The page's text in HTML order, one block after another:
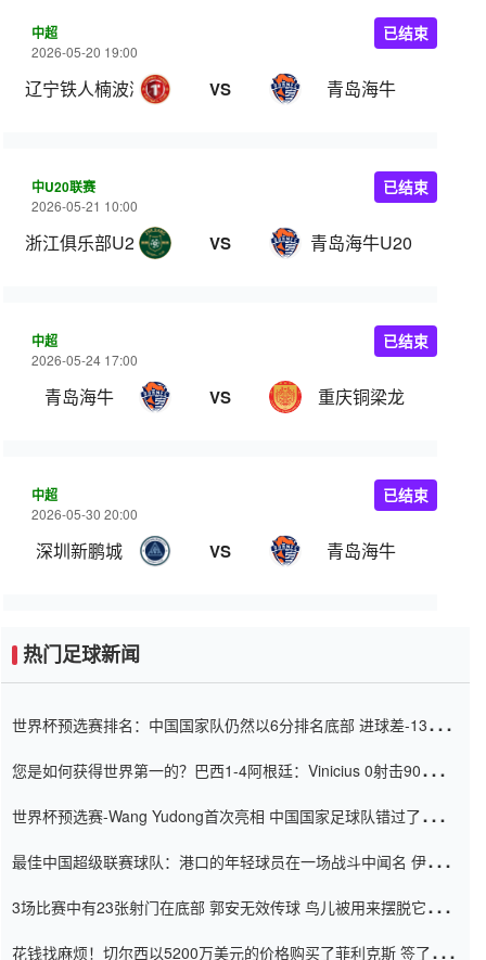
中超
2026-05-20 19:00
辽宁铁人楠波湾 VS 青岛海牛
已结束
中U20联赛
2026-05-21 10:00
浙江俱乐部U20 VS 青岛海牛U20
已结束
中超
2026-05-24 17:00
青岛海牛 VS 重庆铜梁龙
已结束
中超
2026-05-30 20:00
深圳新鹏城 VS 青岛海牛
已结束
热门足球新闻
世界杯预选赛排名：中国国家队仍然以6分排名底部 进球差-13令人
您是如何获得世界第一的？巴西1-4阿根廷：Vinicius 0射击90分钟
世界杯预选赛-Wang Yudong首次亮相 中国国家足球队错过了世界
最佳中国超级联赛球队：港口的年轻球员在一场战斗中闻名 伊万放
3场比赛中有23张射门在底部 郭安无效传球 鸟儿被用来摆脱它
花钱找麻烦！切尔西以5200万美元的价格购买了菲利克斯 签了7年